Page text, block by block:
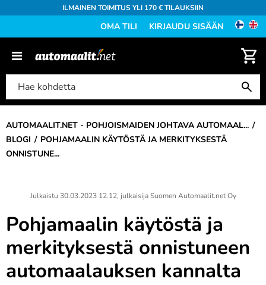
ILMAINEN TOIMITUS YLI 170 € TILAUKSIIN
OMA TILI KIRJAUDU SISÄÄN
AUTOMAALIT.NET - POHJOISMAIDEN JOHTAVA AUTOMAAL...
BLOGI
POHJAMAALIN KÄYTÖSTÄ JA MERKITYKSESTÄ
ONNISTUNE...
Julkaistu 30.03.2023 12.12, julkaisijaSuomen Automaalit.net Oy
Pohjamaalin käytöstä ja
merkityksestä onnistuneen
automaalauksen kannalta